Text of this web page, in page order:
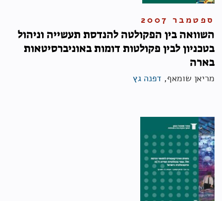
ספטמבר 2007
השוואה בין הפקולטה להנדסת תעשייה וניהול
בטכניון לבין פקולטות דומות באוניברסיטאות
בארה
מריאן שומאף, דפנה גץ